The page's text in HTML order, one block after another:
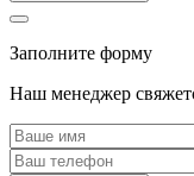
Заполните форму
Наш менеджер